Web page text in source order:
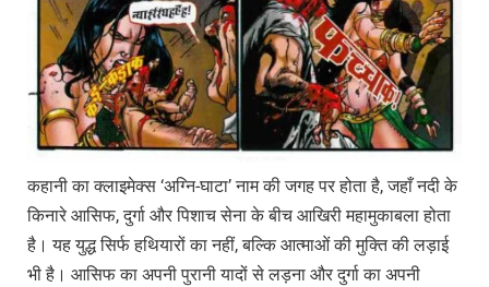
कहानी का क्लाइमेक्स ‘अग्नि-घाटा’ नाम की जगह पर होता है, जहाँ नदी के
किनारे आसिफ, दुर्गा और पिशाच सेना के बीच आखिरी महामुकाबला होता
है। यह युद्ध सिर्फ हथियारों का नहीं, बल्कि आत्माओं की मुक्ति की लड़ाई
भी है। आसिफ का अपनी पुरानी यादों से लड़ना और दुर्गा का अपनी